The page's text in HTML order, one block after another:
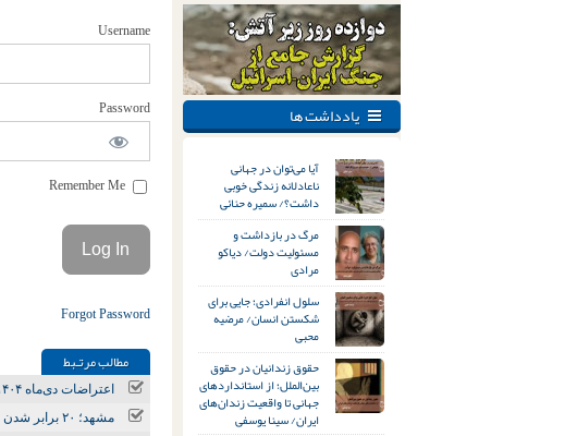
Username
Password
Forgot Password
مطالب مرتـبط
اعتراضات دی‌ماه ۱۴۰۴؛ آزاده یعقوبی به حبس محکوم شد
مشهد؛ ۲۰ برابر شدن پلمب واحدهای صنفی نسبت به سال گذشته
یادداشت ها
آیا می‌توان در جهانی
ناعادلانه زندگی خوبی
داشت؟/ سمیره حنائی
مرگ در بازداشت و
مسئولیت دولت/ دیاکو
مرادی
سلول انفرادی؛ جایی برای
شکستن انسان/ مرضیه
محبی
حقوق زندانیان در حقوق
بین‌الملل؛ از استانداردهای
جهانی تا واقعیت زندان‌های
ایران/ سینا یوسفی